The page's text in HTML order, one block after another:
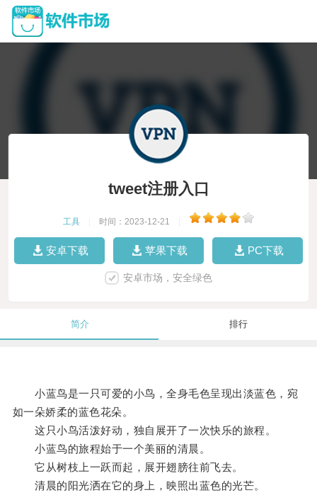
tweet注册入口
工具 时间：2023-12-21
安卓下载 苹果下载 PC下载
安卓市场，安全绿色
简介 排行
小蓝鸟是一只可爱的小鸟，全身毛色呈现出淡蓝色，宛
如一朵娇柔的蓝色花朵。
这只小鸟活泼好动，独自展开了一次快乐的旅程。
小蓝鸟的旅程始于一个美丽的清晨。
它从树枝上一跃而起，展开翅膀往前飞去。
清晨的阳光洒在它的身上，映照出蓝色的光芒。